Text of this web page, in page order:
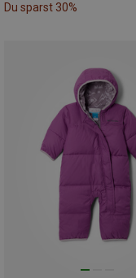
Du sparst 30%